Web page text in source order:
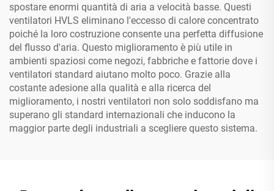
spostare enormi quantità di aria a velocità basse. Questi
ventilatori HVLS eliminano l'eccesso di calore concentrato
poiché la loro costruzione consente una perfetta diffusione
del flusso d'aria. Questo miglioramento è più utile in
ambienti spaziosi come negozi, fabbriche e fattorie dove i
ventilatori standard aiutano molto poco. Grazie alla
costante adesione alla qualità e alla ricerca del
miglioramento, i nostri ventilatori non solo soddisfano ma
superano gli standard internazionali che inducono la
maggior parte degli industriali a scegliere questo sistema.